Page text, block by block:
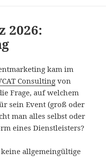
2026:
kam im
Consulting von
Frage, auf welchem
sein Event (groß oder
man alles selbst oder
eines Dienstleisters?
allgemeingültige